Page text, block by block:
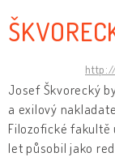
Josef Škvorecký
a exilový
Filozofické fakultě
let působil jako